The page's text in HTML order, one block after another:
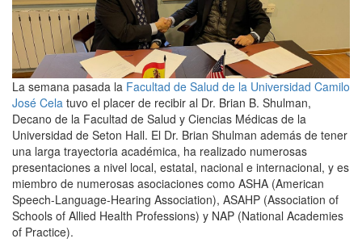
La semana pasada la Facultad de Salud de la Universidad Camilo
José Cela tuvo el placer de recibir al Dr. Brian B. Shulman,
Decano de la Facultad de Salud y Ciencias Médicas de la
Universidad de Seton Hall. El Dr. Brian Shulman además de tener
una larga trayectoria académica, ha realizado numerosas
presentaciones a nivel local, estatal, nacional e internacional, y es
miembro de numerosas asociaciones como ASHA (American
Speech-Language-Hearing Association), ASAHP (Association of
Schools of Allied Health Professions) y NAP (National Academies
of Practice).